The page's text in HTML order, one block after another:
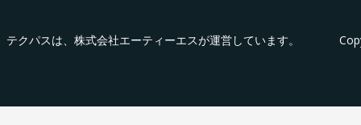
テクパスは、株式会社エーティーエスが運営しています。